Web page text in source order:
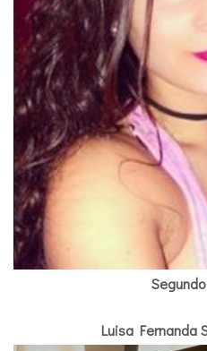
Luisa Fernanda